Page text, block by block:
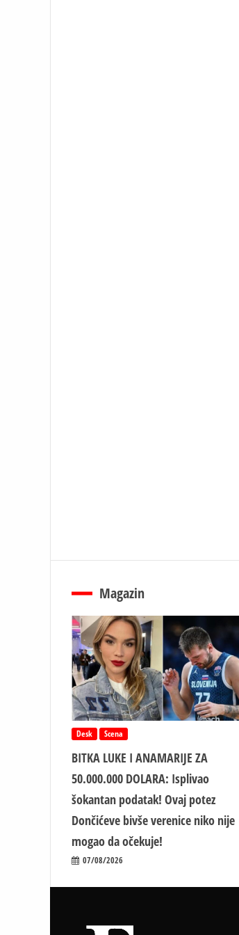
Magazin
Desk Scena
BITKA LUKE I ANAMARIJE ZA
50.000.000 DOLARA: Isplivao
šokantan podatak! Ovaj potez
Dončićeve bivše verenice niko nije
mogao da očekuje!
07/08/2026